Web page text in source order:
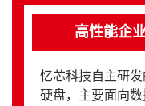
高性能企
忆芯科技自主研
硬盘，主要面向